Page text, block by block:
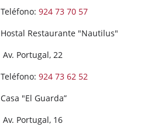
Teléfono: 924 73 70 57
Hostal Restaurante "Nautilus"
Av. Portugal, 22
Teléfono: 924 73 62 52
Casa "El Guarda”
Av. Portugal, 16